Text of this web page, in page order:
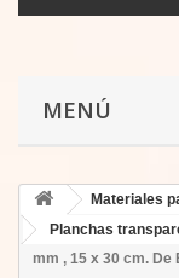
MENÚ
Materiales
Planchas
mm , 15 x 30 cm. De